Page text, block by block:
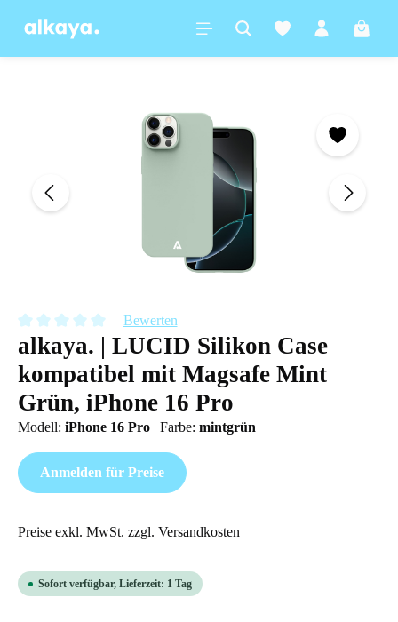
springen
Durchschnittliche Bewertung von 0 von 5 Sternen
Bewerten
alkaya. | LUCID Silikon Case
kompatibel mit Magsafe Mint
Grün, iPhone 16 Pro
Modell: iPhone 16 Pro | Farbe: mintgrün
Anmelden für Preise
Preise exkl. MwSt. zzgl. Versandkosten
Sofort verfügbar, Lieferzeit: 1 Tag